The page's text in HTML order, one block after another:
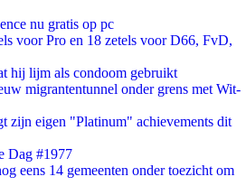
nu gratis op pc
voor Pro en 18 zetels voor D66, FvD,
hij lijm als condoom gebruikt
migrantentunnel onder grens met Wit-
zijn eigen "Platinum" achievements dit
Dag #1977
eens 14 gemeenten onder toezicht om